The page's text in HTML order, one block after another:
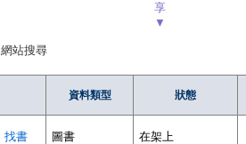
享
▼
網站搜尋
資料類型 狀態
找書 圖書 在架上